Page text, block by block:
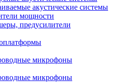
акустические системы
мощности
предусилители
микрофоны
микрофоны